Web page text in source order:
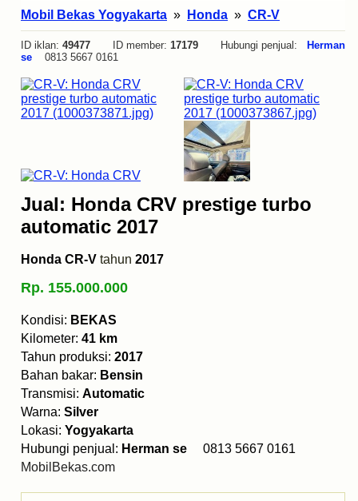
Mobil Bekas Yogyakarta » Honda » CR-V
ID iklan: 49477 ID member: 17179 Hubungi penjual:
Herman
se
0813 5667 0161
Jual: Honda CRV prestige turbo
automatic 2017
Honda CR-V tahun 2017
Rp. 155.000.000
Kondisi: BEKAS
Kilometer: 41 km
Tahun produksi: 2017
Bahan bakar: Bensin
Transmisi: Automatic
Warna: Silver
Lokasi: Yogyakarta
Hubungi penjual: Herman se 0813 5667 0161
MobilBekas.com